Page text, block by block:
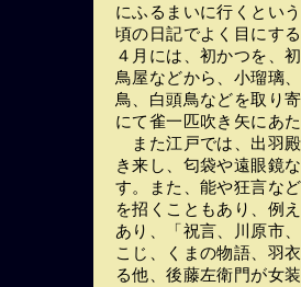
にふるまいに行くとい
頃の日記でよく目にす
４月には、初かつを、
鳥屋などから、小瑠璃
鳥、白頭鳥などを取り
にて雀一匹吹き矢にあ
また江戸では、出羽
き来し、匂袋や遠眼鏡
す。また、能や狂言な
を招くこともあり、例
あり、「祝言、川原市
こじ、くまの物語、羽
る他、後藤左衛門が女